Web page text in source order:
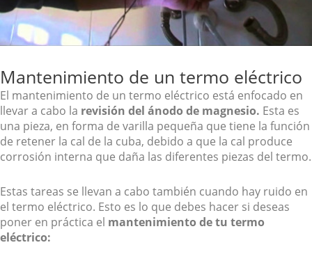
Mantenimiento de un termo eléctrico
El mantenimiento de un termo eléctrico está enfocado en
llevar a cabo la revisión del ánodo de magnesio. Esta es
una pieza, en forma de varilla pequeña que tiene la función
de retener la cal de la cuba, debido a que la cal produce
corrosión interna que daña las diferentes piezas del termo.
Estas tareas se llevan a cabo también cuando hay ruido en
el termo eléctrico. Esto es lo que debes hacer si deseas
poner en práctica el mantenimiento de tu termo
eléctrico: